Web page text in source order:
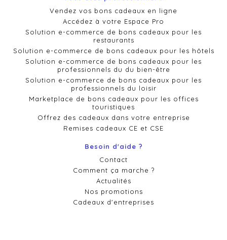
Vendez vos bons cadeaux en ligne
Accédez à votre Espace Pro
Solution e-commerce de bons cadeaux pour les
restaurants
Solution e-commerce de bons cadeaux pour les hôtels
Solution e-commerce de bons cadeaux pour les
professionnels du du bien-être
Solution e-commerce de bons cadeaux pour les
professionnels du loisir
Marketplace de bons cadeaux pour les offices
touristiques
Offrez des cadeaux dans votre entreprise
Remises cadeaux CE et CSE
Besoin d'aide ?
Contact
Comment ça marche ?
Actualités
Nos promotions
Cadeaux d'entreprises